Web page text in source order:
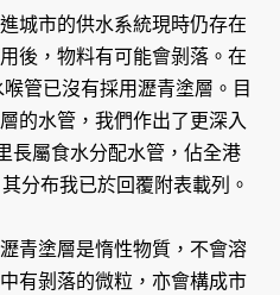
城市的供水系統現時仍存在
後，物料有可能會剝落。在
管已沒有採用瀝青塗層。目
的水管，我們作出了更深入
長屬食水分配水管，佔全港
分布我已於回覆附表載列。
塗層是惰性物質，不會溶
有剝落的微粒，亦會構成市